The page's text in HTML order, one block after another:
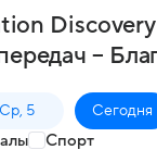
–
Ср, 5 Сегодня
Спорт